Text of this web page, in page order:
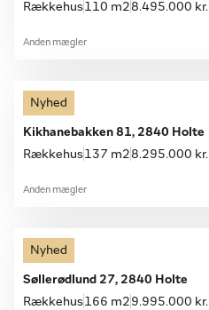
Rækkehus110 m28.495.000 kr.
Anden mægler
Nyhed
Kikhanebakken 81, 2840 Holte
Rækkehus137 m28.295.000 kr.
Anden mægler
Nyhed
Søllerødlund 27, 2840 Holte
Rækkehus166 m2 9.995.000 kr.